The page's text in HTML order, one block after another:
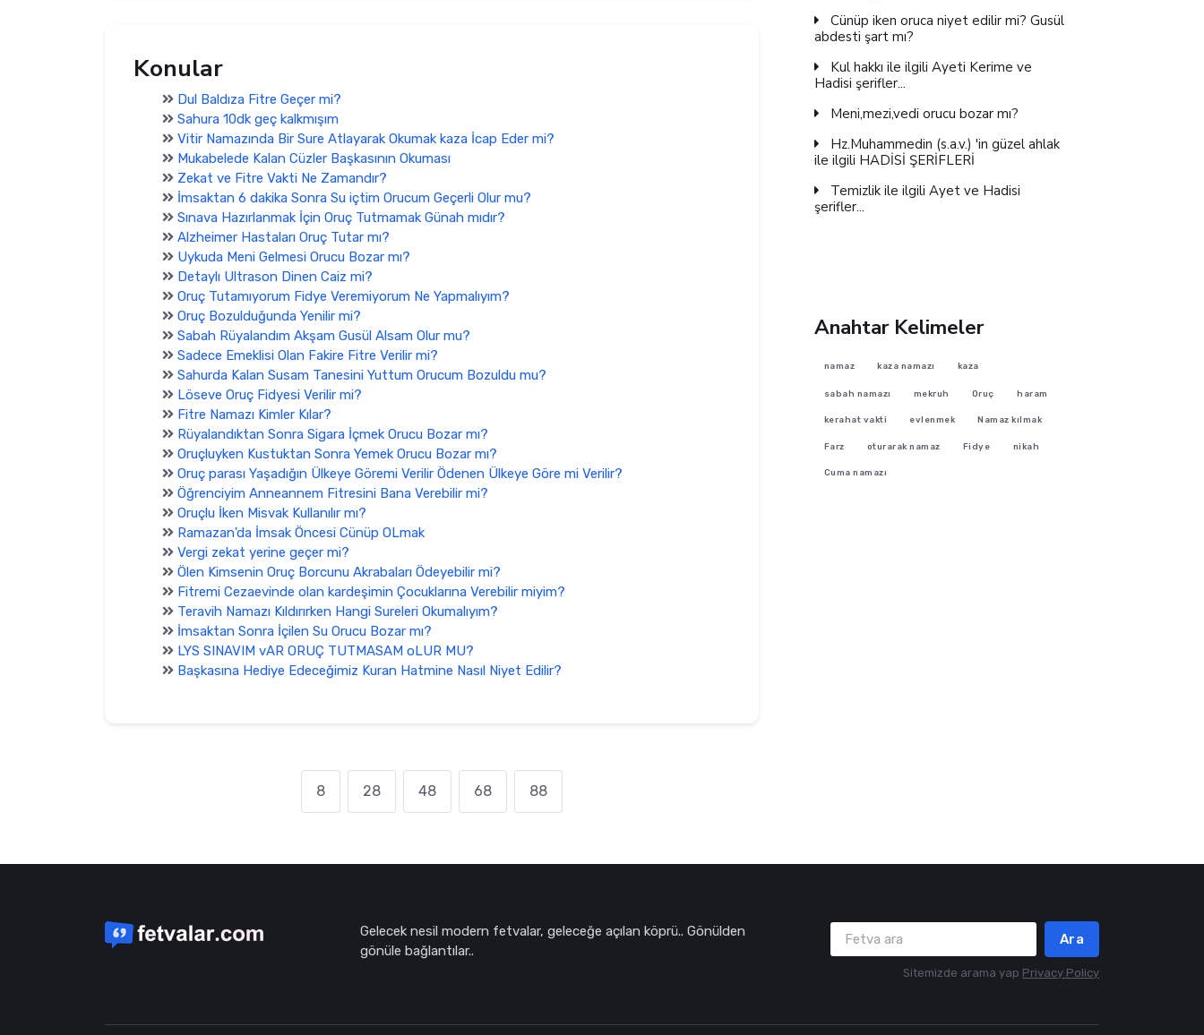
Konular
Dul Baldıza Fitre Geçer mi?
Sahura 10dk geç kalkmışım
Vitir Namazında Bir Sure Atlayarak Okumak kaza İcap Eder mi?
Mukabelede Kalan Cüzler Başkasının Okuması
Zekat ve Fitre Vakti Ne Zamandır?
İmsaktan 6 dakika Sonra Su içtim Orucum Geçerli Olur mu?
Sınava Hazırlanmak İçin Oruç Tutmamak Günah mıdır?
Alzheimer Hastaları Oruç Tutar mı?
Uykuda Meni Gelmesi Orucu Bozar mı?
Detaylı Ultrason Dinen Caiz mi?
Oruç Tutamıyorum Fidye Veremiyorum Ne Yapmalıyım?
Oruç Bozulduğunda Yenilir mi?
Sabah Rüyalandım Akşam Gusül Alsam Olur mu?
Sadece Emeklisi Olan Fakire Fitre Verilir mi?
Sahurda Kalan Susam Tanesini Yuttum Orucum Bozuldu mu?
Löseve Oruç Fidyesi Verilir mi?
Fitre Namazı Kimler Kılar?
Rüyalandıktan Sonra Sigara İçmek Orucu Bozar mı?
Oruçluyken Kustuktan Sonra Yemek Orucu Bozar mı?
Oruç parası Yaşadığın Ülkeye Göremi Verilir Ödenen Ülkeye Göre mi Verilir?
Öğrenciyim Anneannem Fitresini Bana Verebilir mi?
Oruçlu İken Misvak Kullanılır mı?
Ramazan'da İmsak Öncesi Cünüp OLmak
Vergi zekat yerine geçer mi?
Ölen Kimsenin Oruç Borcunu Akrabaları Ödeyebilir mi?
Fitremi Cezaevinde olan kardeşimin Çocuklarına Verebilir miyim?
Teravih Namazı Kıldırırken Hangi Sureleri Okumalıyım?
İmsaktan Sonra İçilen Su Orucu Bozar mı?
LYS SINAVIM vAR ORUÇ TUTMASAM oLUR MU?
Başkasına Hediye Edeceğimiz Kuran Hatmine Nasıl Niyet Edilir?
8 28 48 68 88
Cünüp iken oruca niyet edilir mi? Gusül
abdesti şart mı?
Kul hakkı ile ilgili Ayeti Kerime ve
Hadisi şerifler...
Meni,mezi,vedi orucu bozar mı?
Hz.Muhammedin (s.a.v.) 'in güzel ahlak
ile ilgili HADİSİ ŞERİFLERİ
Temizlik ile ilgili Ayet ve Hadisi
şerifler...
Anahtar Kelimeler
namaz kaza namazı kaza
sabah namazı mekruh Oruç haram
kerahat vakti evlenmek Namaz kılmak
Farz oturarak namaz Fidye nikah
Cuma namazı
Gelecek nesil modern fetvalar, geleceğe açılan köprü.. Gönülden
gönüle bağlantılar..
Ara
Sitemizde arama yap Privacy Policy